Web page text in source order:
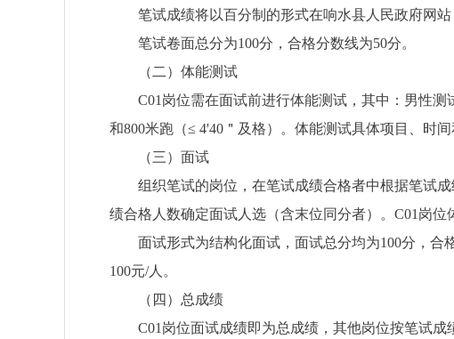
笔试成绩将以百分制的形式在响水县人民政府网站
笔试卷面总分为100分，合格分数线为50分。
（二）体能测试
C01 岗位需在面试前进行体能测试， 其中：男性测
和800米跑（≤ 4'40 ＂及格）。体能测试具体项目、 时间
（三）面试
组织笔试的岗位， 在笔试成绩合格者中根据笔试
绩合格人数确定面试人选（含末位同分者）。 C01 岗位
面试形式为结构化面试 ， 面试总分均为100分，合
100元/人。
（四） 总成绩
C01 岗位面试成绩即为总成绩 ， 其他岗位按笔试成